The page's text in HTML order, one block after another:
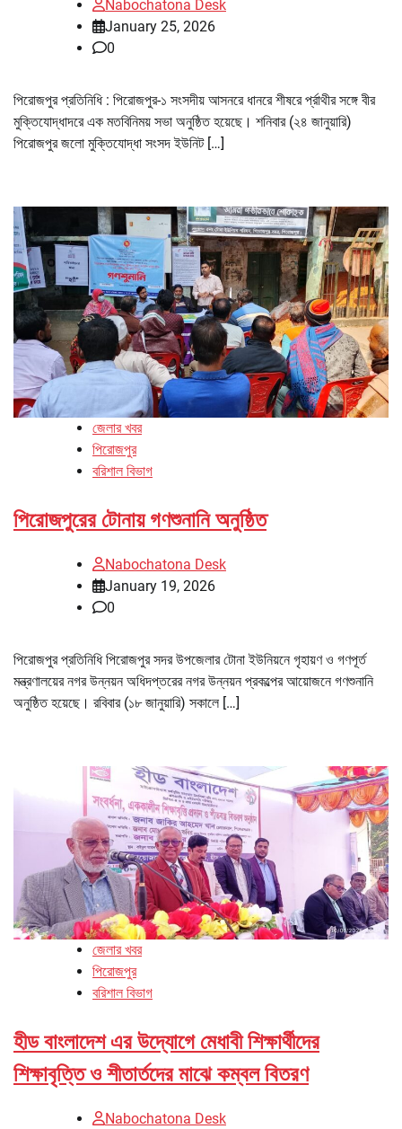
Nabochatona Desk
January 25, 2026
0
পিরোজপুর প্রতিনিধি : পিরোজপুর-১ সংসদীয় আসনরে ধানরে শীষরে র্প্রাথীর সঙ্গে বীর
মুক্তিযোদ্ধাদরে এক মতবিনিময় সভা অনুষ্ঠিত হয়েছে। শনিবার (২৪ জানুয়ারি)
পিরোজপুর জলো মুক্তিযোদ্ধা সংসদ ইউনিট […]
জেলার খবর
পিরোজপুর
বরিশাল বিভাগ
পিরোজপুরের টোনায় গণশুনানি অনুষ্ঠিত
Nabochatona Desk
January 19, 2026
0
পিরোজপুর প্রতিনিধি পিরোজপুর সদর উপজেলার টোনা ইউনিয়নে গৃহায়ণ ও গণপূর্ত
মন্ত্রণালয়ের নগর উন্নয়ন অধিদপ্তরের নগর উন্নয়ন প্রকল্পের আয়োজনে গণশুনানি
অনুষ্ঠিত হয়েছে। রবিবার (১৮ জানুয়ারি) সকালে […]
জেলার খবর
পিরোজপুর
বরিশাল বিভাগ
হীড বাংলাদেশ এর উদ্যোগে মেধাবী শিক্ষার্থীদের
শিক্ষাবৃত্তি ও শীতার্তদের মাঝে কম্বল বিতরণ
Nabochatona Desk